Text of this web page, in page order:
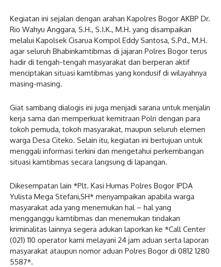
Kegiatan ini sejalan dengan arahan Kapolres Bogor AKBP Dr.
Rio Wahyu Anggara, S.H., S.I.K., M.H. yang disampaikan
melalui Kapolsek Cisarua Kompol Eddy Santosa, S.Pd., M.H.
agar seluruh Bhabinkamtibmas di jajaran Polres Bogor terus
hadir di tengah-tengah masyarakat dan berperan aktif
menciptakan situasi kamtibmas yang kondusif di wilayahnya
masing-masing.
Giat sambang dialogis ini juga menjadi sarana untuk menjalin
kerja sama dan memperkuat kemitraan Polri dengan para
tokoh pemuda, tokoh masyarakat, maupun seluruh elemen
warga Desa Citeko. Selain itu, kegiatan ini bertujuan untuk
menggali informasi terkini dan mengetahui perkembangan
situasi kamtibmas secara langsung di lapangan.
Dikesempatan lain *Plt. Kasi Humas Polres Bogor IPDA
Yulista Mega Stefani,SH* menyampaikan apabila warga
masyarakat ada yang menemukan hal – hal yang
mengganggu kamtibmas dan menemukan tindakan
kriminalitas lainnya segera adukan laporkan ke *Call Center
(021) 110 operator kami melayani 24 jam aduan serta laporan
masyarakat ataupun nomor aduan Polres Bogor di 0812 1280
5587*.